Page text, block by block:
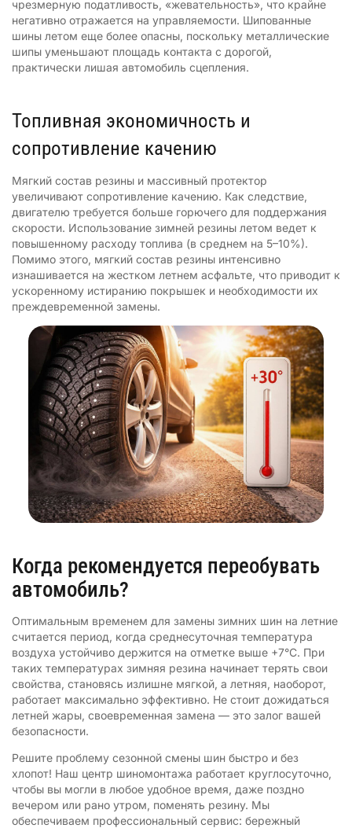
чрезмерную податливость, «жевательность», что крайне
негативно отражается на управляемости. Шипованные
шины летом еще более опасны, поскольку металлические
шипы уменьшают площадь контакта с дорогой,
практически лишая автомобиль сцепления.
Топливная экономичность и
сопротивление качению
Мягкий состав резины и массивный протектор
увеличивают сопротивление качению. Как следствие,
двигателю требуется больше горючего для поддержания
скорости. Использование зимней резины летом ведет к
повышенному расходу топлива (в среднем на 5–10%).
Помимо этого, мягкий состав резины интенсивно
изнашивается на жестком летнем асфальте, что приводит к
ускоренному истиранию покрышек и необходимости их
преждевременной замены.
Когда рекомендуется переобувать
автомобиль?
Оптимальным временем для замены зимних шин на летние
считается период, когда среднесуточная температура
воздуха устойчиво держится на отметке выше +7°C. При
таких температурах зимняя резина начинает терять свои
свойства, становясь излишне мягкой, а летняя, наоборот,
работает максимально эффективно. Не стоит дожидаться
летней жары, своевременная замена — это залог вашей
безопасности.
Решите проблему сезонной смены шин быстро и без
хлопот! Наш центр шиномонтажа работает круглосуточно,
чтобы вы могли в любое удобное время, даже поздно
вечером или рано утром, поменять резину. Мы
обеспечиваем профессиональный сервис: бережный